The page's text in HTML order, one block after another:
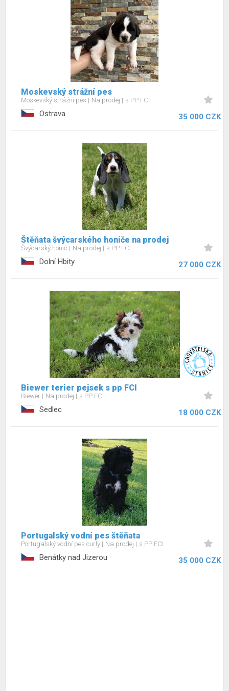
Moskevský strážní pes
Moskevský strážní pes Na prodej s PP FCI
Ostrava 35 000 CZK
Štěňata švýcarského honiče na prodej
Švýcarský honič Na prodej s PP FCI
Dolní Hbity 27 000 CZK
Biewer terier pejsek s pp FCI
Biewer Na prodej s PP FCI
Sedlec 18 000 CZK
Portugalský vodní pes štěňata
Portugalský vodní pes curly Na prodej s PP FCI
Benátky nad Jizerou 35 000 CZK